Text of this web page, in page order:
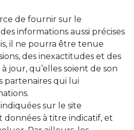
de fournir sur le
des informations aussi précises
il ne pourra être tenue
des inexactitudes et des
jour, qu’elles soient de son
partenaires qui lui
sur le site
données à titre indicatif, et